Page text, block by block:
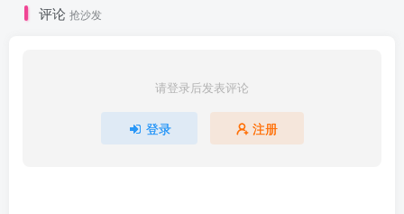
评论 抢沙发
请登录后发表评论
登录 注册